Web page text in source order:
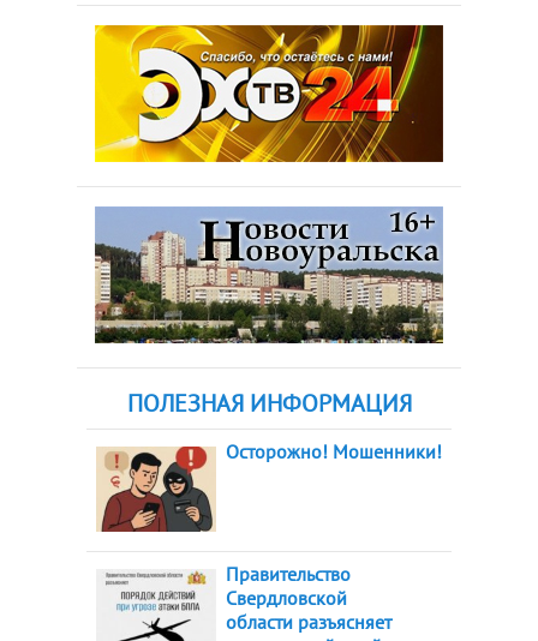
ПОЛЕЗНАЯ ИНФОРМАЦИЯ
Осторожно! Мошенники!
Правительство
Свердловской
области разъясняет